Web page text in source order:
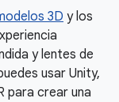
3D y los
y lentes de
usar Unity,
para crear una